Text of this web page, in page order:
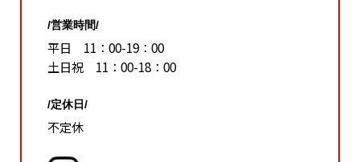
/営業時間/
平日 11：00-19：00
土日祝 11：00-18：00
/定休日/
不定休